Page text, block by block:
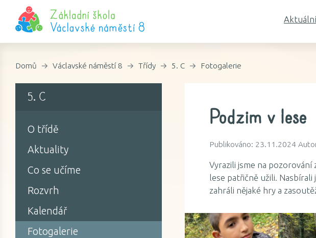
Domů Václavské náměstí 8 Třídy 5. C Fotogalerie
5. C
O třídě
Aktuality
Co se učíme
Rozvrh
Kalendář
Fotogalerie
Podzim v lese
Publikováno: 23.11.2024
Vyrazili jsme na
lese patřičně užili. Nasbírali
zahráli nějaké hry a